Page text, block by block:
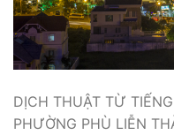
DỊCH THUẬT TỪ
PHƯỜNG PHÙ LIỄN